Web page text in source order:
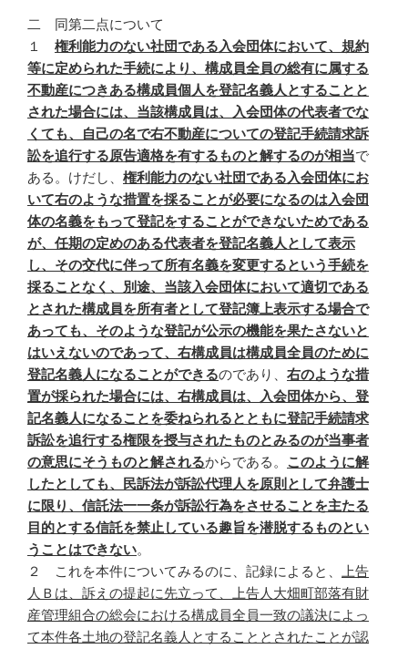
二 同第二点について
１ 権利能力のない社団である入会団体において、規約
等に定められた手続により、構成員全員の総有に属する
不動産につきある構成員個人を登記名義人とすることと
された場合には、当該構成員は、入会団体の代表者でな
くても、自己の名で右不動産についての登記手続請求訴
訟を追行する原告適格を有するものと解するのが相当で
ある。けだし、 権利能力のない社団である入会団体にお
いて右のような措置を採ることが必要になるのは入会団
体の名義をもって登記をすることができないためである
が、任期の定めのある代表者を登記名義人として表示
し、その交代に伴って所有名義を変更するという手続を
採ることなく、別途、当該入会団体において適切である
とされた構成員を所有者として登記簿上表示する場合で
あっても、そのような登記が公示の機能を果たさないと
はいえないのであって、右構成員は構成員全員のために
登記名義人になることができるのであり、 右のような措
置が採られた場合には、右構成員は、入会団体から、登
記名義人になることを委ねられるとともに登記手続請求
訴訟を追行する権限を授与されたものとみるのが当事者
の意思にそうものと解されるからである。 このように解
したとしても、民訴法が訴訟代理人を原則として弁護士
に限り、信託法一一条が訴訟行為をさせることを主たる
目的とする信託を禁止している趣旨を潜脱するものとい
うことはできない。
２ これを本件についてみるのに、記録によると、
上告
人Ｂは、訴えの提起に先立って、上告人大畑町部落有財
産管理組合の総会における構成員全員一致の議決によっ
て本件各土地の登記名義人とすることとされたことが認